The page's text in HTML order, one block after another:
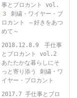
事とブロカント vol.
３ 刺繍・ワイヤー・ブ
ロカント ～好きをあつ
めて～
2018.12.8.9 手仕事
とブロカント vol.2
あたたかな暮らしにそ
っと寄り添う 刺繍・ワ
イヤー・ブロカント
2017.7 手仕事とブロ